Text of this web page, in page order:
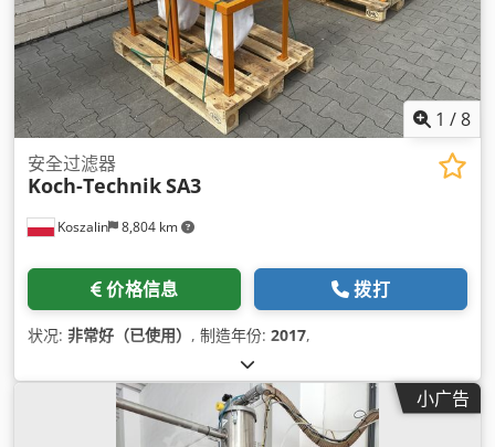
1 /8
Koszalin 8,804 km
安全过滤器
Koch-TechnikSA3
价格信息 拨打
状况: 非常好（已使用） , 制造年份: 2017,
小广告